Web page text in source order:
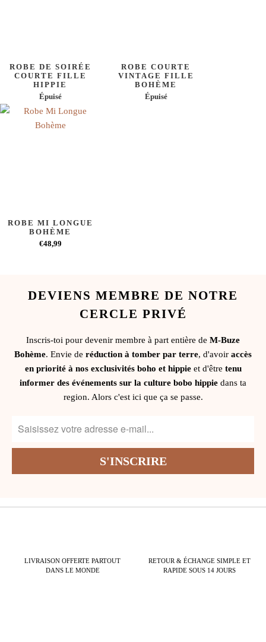
ROBE DE SOIRÉE
COURTE FILLE
HIPPIE
Épuisé
ROBE COURTE
VINTAGE FILLE
BOHÈME
Épuisé
ROBE MI LONGUE
BOHÈME
€48,99
DEVIENS MEMBRE DE NOTRE
CERCLE PRIVÉ
Inscris-toi pour devenir membre à part entière de M-Buze
Bohème. Envie de réduction à tomber par terre, d'avoir accès
en priorité à nos exclusivités boho et hippieet d'être tenu
informer des événements sur la culture bobo hippie dans ta
region. Alors c'est ici que ça se passe.
LIVRAISON OFFERTE PARTOUT
DANS LE MONDE
RETOUR & ÉCHANGE SIMPLE ET
RAPIDE SOUS 14 JOURS